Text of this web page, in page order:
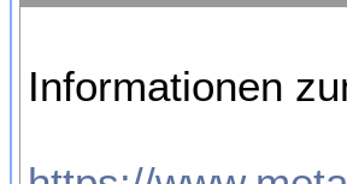
Informationen